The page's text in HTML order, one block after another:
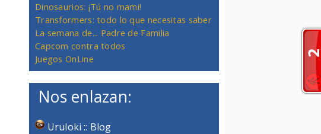
Dinosaurios: ¡Tú no mami!
Transformers: todo lo que necesitas saber
La semana de... Padre de Familia
Capcom contra todos
Juegos OnLine
Nos enlazan:
Uruloki :: Blog